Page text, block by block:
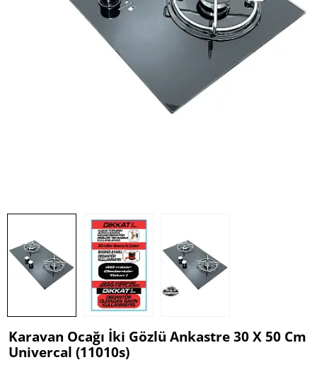
Karavan Ocağı İki Gözlü Ankastre 30 X 50 Cm
Univercal (11010s)